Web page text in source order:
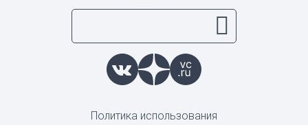
Политика использования